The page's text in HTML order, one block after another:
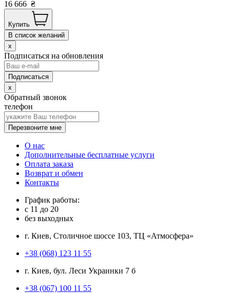
16 666 ₴
Купить
В список желаний
x
Подписаться на обновления
x
Обратный звонок
телефон
Перезвоните мне
О нас
Дополнительные бесплатные услуги
Оплата заказа
Возврат и обмен
Контакты
График работы:
с 11 до 20
без выходных
г. Киев, Столичное шоссе 103, ТЦ «Атмосфера»
+38 (068) 123 11 55
г. Киев, бул. Леси Украинки 7 б
+38 (067) 100 11 55